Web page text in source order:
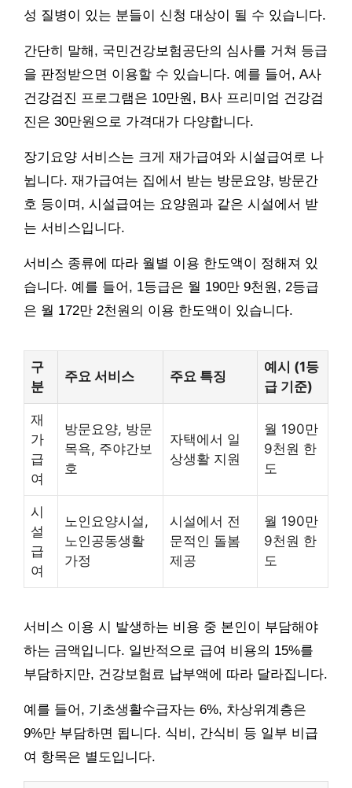
성 질병이 있는 분들이 신청 대상이 될 수 있습니다.
간단히 말해, 국민건강보험공단의 심사를 거쳐 등급
을 판정받으면 이용할 수 있습니다. 예를 들어, A사
건강검진 프로그램은 10만원, B사 프리미엄 건강검
진은 30만원으로 가격대가 다양합니다.
장기요양 서비스는 크게 재가급여와 시설급여로 나
뉩니다. 재가급여는 집에서 받는 방문요양, 방문간
호 등이며, 시설급여는 요양원과 같은 시설에서 받
는 서비스입니다.
서비스 종류에 따라 월별 이용 한도액이 정해져 있
습니다. 예를 들어, 1등급은 월 190만 9천원, 2등급
은 월 172만 2천원의 이용 한도액이 있습니다.
구
분
주요 서비스 주요 특징
예시 (1등
급 기준)
재
가
급
여
방문요양, 방문
목욕, 주야간보
호
자택에서 일
상생활 지원
월 190만
9천원 한
도
시
설
급
여
노인요양시설,
노인공동생활
가정
시설에서 전
문적인 돌봄
제공
월 190만
9천원 한
도
서비스 이용 시 발생하는 비용 중 본인이 부담해야
하는 금액입니다. 일반적으로 급여 비용의 15%를
부담하지만, 건강보험료 납부액에 따라 달라집니다.
예를 들어, 기초생활수급자는 6%, 차상위계층은
9%만 부담하면 됩니다. 식비, 간식비 등 일부 비급
여 항목은 별도입니다.